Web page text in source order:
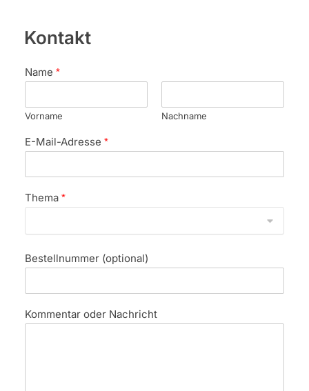
Kontakt
Name *
Vorname Nachname
E-Mail-Adresse *
Thema *
Bestellnummer (optional)
K
o
Kommentar oder Nachricht